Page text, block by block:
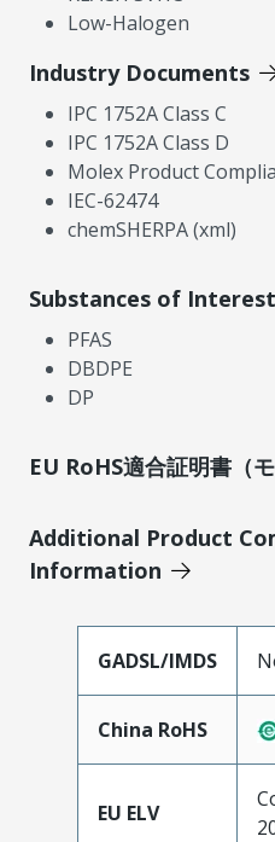
Low-Halogen
Industry Documents
IPC 1752A Class C
IPC 1752A Class D
Molex Product
IEC-62474
chemSHERPA (xml)
Substances of Interest
PFAS
DBDPE
DP
EU RoHS適合証明書（
Additional Product
Information
GADSL/IMDS
China RoHS
EU ELV